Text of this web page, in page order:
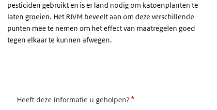
pesticiden gebruikt en is er land nodig om katoenplanten te
laten groeien. Het RIVM beveelt aan om deze verschillende
punten mee te nemen om het effect van maatregelen goed
tegen elkaar te kunnen afwegen.
Heeft deze informatie u geholpen?*